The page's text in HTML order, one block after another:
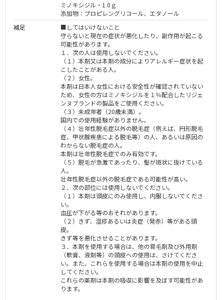
ミノキシジル・1.0ｇ
添加物：プロピレングリコール、エタノール
補足
■してはいけないこと
守らないと現在の症状が悪化したり、副作用が起こる
可能性があります。
１．次の人は使用しないでください。
（１）本剤又は本剤の成分によりアレルギー症状を起
こしたことがある人。
（２）女性。
本剤は日本人女性における安全性が確認されていない
ため、女性の方はミノキシジルを１％配合したリジェ
ンヌブランドの製品をご使用ください。
（３）未成年者（20歳未満）。
国内での使用経験がありません。
（４）壮年性脱毛症以外の脱毛症（例えば、円形脱毛
症、甲状腺疾患による脱毛等）の人、あるいは原因の
わからない脱毛症の人。
本剤は壮年性脱毛症でのみ有効です。
（５）脱毛が急激であったり、髪が斑状に抜けている
人。
壮年性脱毛症以外の脱毛症である可能性が高い。
２．次の部位には使用しないでください。
（１）本剤は頭皮にのみ使用し、内服しないでくださ
い。
血圧が下がる等のおそれがあります。
（２）きず、湿疹あるいは炎症（発赤）等がある頭
皮。
きず等を悪化させることがあります。
３．本剤を使用する場合は、他の育毛剤及び外用剤
（軟膏、液剤等）の頭皮への使用は、さけてくださ
い。また、これらを使用する場合は本剤の使用を中止
してください。
これらの薬剤は本剤の吸収に影響を及ぼす可能性があ
ります。